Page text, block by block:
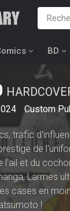
BD
Custom
trafic
de
l'ail et du
Larmes
cases en
!